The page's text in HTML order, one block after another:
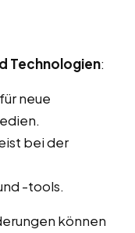
Technologien:
neue
bei der
-tools.
können